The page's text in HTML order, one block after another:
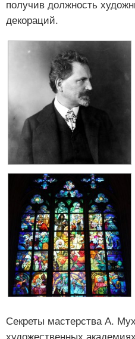
получив должность
декораций.
Секреты мастерства А.